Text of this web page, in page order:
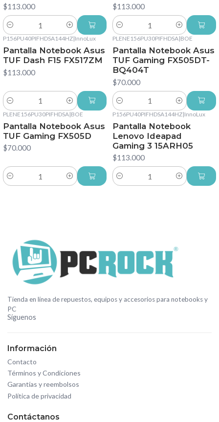
$113.000
Cantidad
$113.000
Cantidad
P156PU40PIFHDSA144HZ|InnoLux
Pantalla Notebook Asus
TUF Dash F15 FX517ZM
$113.000
Cantidad
PLENE156PU30PIFHDSA|BOE
Pantalla Notebook Asus
TUF Gaming FX505DT-
BQ404T
$70.000
Cantidad
PLENE156PU30PIFHDSA|BOE
Pantalla Notebook Asus
TUF Gaming FX505D
$70.000
Cantidad
P156PU40PIFHDSA144HZ|InnoLux
Pantalla Notebook
Lenovo Ideapad
Gaming 3 15ARH05
$113.000
Cantidad
Tienda en línea de repuestos, equipos y accesorios para notebooks y
PC
Síguenos
Información
Contacto
Términos y Condiciones
Garantías y reembolsos
Política de privacidad
Contáctanos